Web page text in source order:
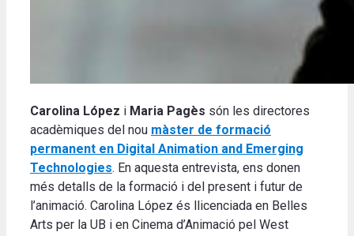
Carolina López i Maria Pagès són les directores
acadèmiques del nou màster de formació
permanent en Digital Animation and Emerging
Technologies. En aquesta entrevista, ens donen
més detalls de la formació i del present i futur de
l’animació. Carolina López és llicenciada en Belles
Arts per la UB i en Cinema d’Animació pel West